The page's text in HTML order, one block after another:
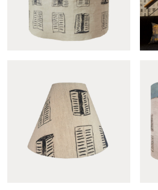
Fenêtre sur cour lantern
shade